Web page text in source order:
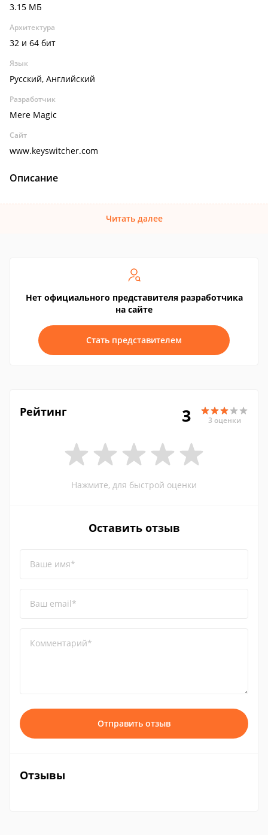
3.15 МБ
Архитектура
32 и 64 бит
Язык
Русский, Английский
Разработчик
Mere Magic
Сайт
www.keyswitcher.com
Описание
Читать далее
Нет официального представителя разработчика
на сайте
Стать представителем
Рейтинг 3 3 оценки
Нажмите, для быстрой оценки
Оставить отзыв
Ваше имя*
Ваш email*
Комментарий*
Отправить отзыв
Отзывы